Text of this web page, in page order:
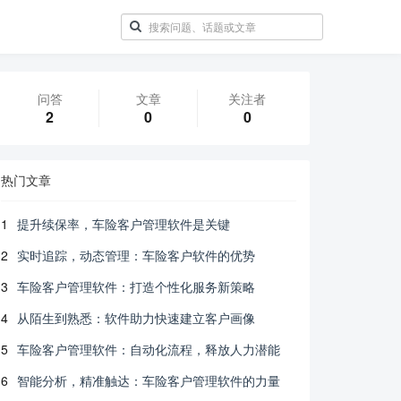
问答
2
文章
0
关注者
0
热门文章
1
提升续保率，车险客户管理软件是关键
2 实时追踪，动态管理：车险客户软件的优势
3 车险客户管理软件：打造个性化服务新策略
4 从陌生到熟悉：软件助力快速建立客户画像
5 车险客户管理软件：自动化流程，释放人力潜能
6 智能分析，精准触达：车险客户管理软件的力量